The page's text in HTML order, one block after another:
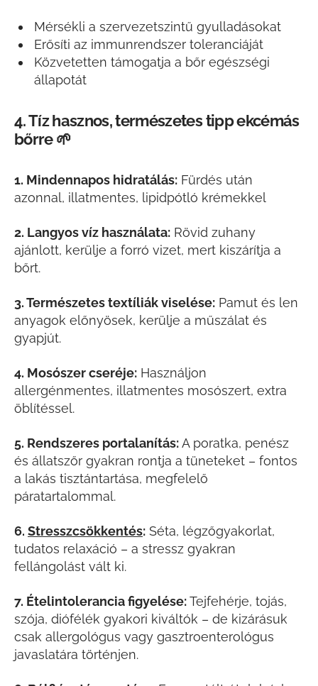
Mérsékli a szervezetszintű gyulladásokat
Erősíti az immunrendszer toleranciáját
Közvetetten támogatja a bőr egészségi
állapotát
4. Tíz hasznos, természetes tipp ekcémás
bőrre 🌱
1. Mindennapos hidratálás: Fürdés után
azonnal, illatmentes, lipidpótló krémekkel
2. Langyos víz használata: Rövid zuhany
ajánlott, kerülje a forró vizet, mert kiszárítja a
bőrt.
3. Természetes textíliák viselése: Pamut és len
anyagok előnyösek, kerülje a műszálat és
gyapjút.
4. Mosószer cseréje: Használjon
allergénmentes, illatmentes mosószert, extra
öblítéssel.
5. Rendszeres portalanítás:A poratka, penész
és állatszőr gyakran rontja a tüneteket – fontos
a lakás tisztántartása, megfelelő
páratartalommal.
6. Stresszcsökkentés: Séta, légzőgyakorlat,
tudatos relaxáció – a stressz gyakran
fellángolást vált ki.
7. Ételintolerancia figyelése:Tejfehérje, tojás,
szója, diófélék gyakori kiváltók – de kizárásuk
csak allergológus vagy gasztroenterológus
javaslatára történjen.